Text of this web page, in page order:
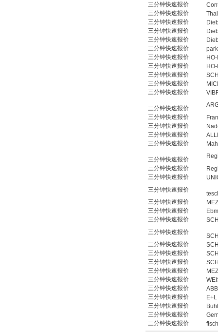
三分钟快速报价
三分钟快速报价
三分钟快速报价
三分钟快速报价
三分钟快速报价
三分钟快速报价
三分钟快速报价
三分钟快速报价
三分钟快速报价
三分钟快速报价
三分钟快速报价
三分钟快速报价
三分钟快速报价
三分钟快速报价
三分钟快速报价
三分钟快速报价
三分钟快速报价
三分钟快速报价
三分钟快速报价
三分钟快速报价
三分钟快速报价
MEZ
三分钟快速报价
Ebm
三分钟快速报价
三分钟快速报价
三分钟快速报价
三分钟快速报价
三分钟快速报价
三分钟快速报价
MEZ
三分钟快速报价
三分钟快速报价
ABB
三分钟快速报价
E+L
三分钟快速报价
三分钟快速报价
三分钟快速报价